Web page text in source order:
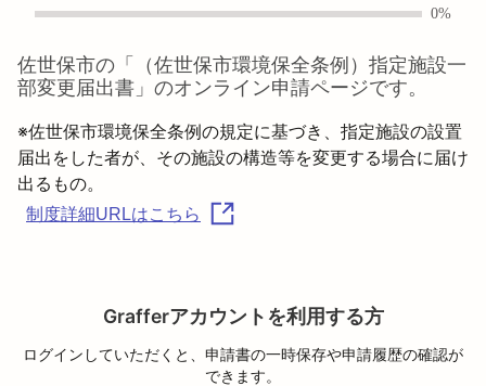
0%
佐世保市の「
（佐世保市環境保全条例）指定施設一
部変更届出書 」のオンライン申請ページです。
※佐世保市環境保全条例の規定に基づき、指定施設の設置
届出をした者が、その施設の構造等を変更する場合に届け
制度詳細URLはこちら
Grafferアカウントを利用する方
ログインしていただくと、申請書の一時保存や申請履歴の確認が
できます。